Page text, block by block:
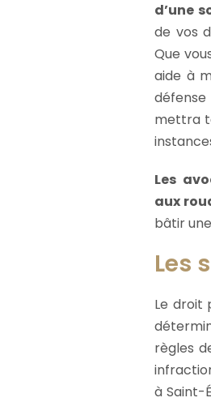
d’une
de vos
Que
aide à
mettra
Les
aux
bâtir
Les
Le droit
règles
à Saint-